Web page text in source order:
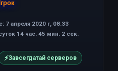
7 апреля 2020 г, 08:33
14 час. 45 мин. 2 сек.
⚡Завсегдатай серверов